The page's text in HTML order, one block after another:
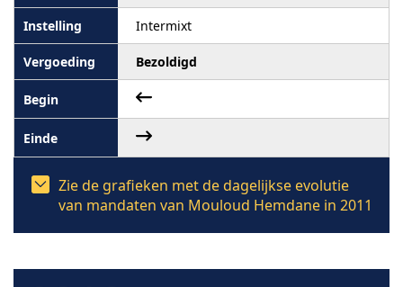
Intermixt
Bezoldigd
Zie de grafieken met de dagelijkse evolutie
van mandaten van Mouloud Hemdane in 2011